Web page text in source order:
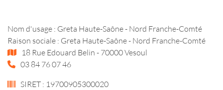
Nom d'usage : Greta Haute-Saône - Nord Franche-Comté
Raison sociale : Greta Haute-Saône - Nord Franche-Comté
18 Rue Edouard Belin - 70000 Vesoul
03 84 76 07 46
SIRET : 19700905300020